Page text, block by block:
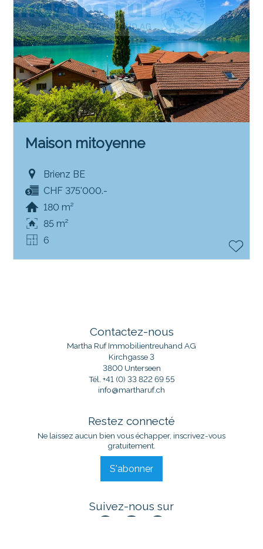
Maison mitoyenne
Brienz BE
CHF 375'000.-
180 m²
85 m²
6
Contactez-nous
Martha Ruf Immobilientreuhand AG
Kirchgasse 3
3800 Unterseen
Tél. +41 (0) 33 822 69 55
info@martharuf.ch
Restez connecté
Ne laissez aucun bien vous échapper, inscrivez-vous
gratuitement.
S'abonner
Suivez-nous sur